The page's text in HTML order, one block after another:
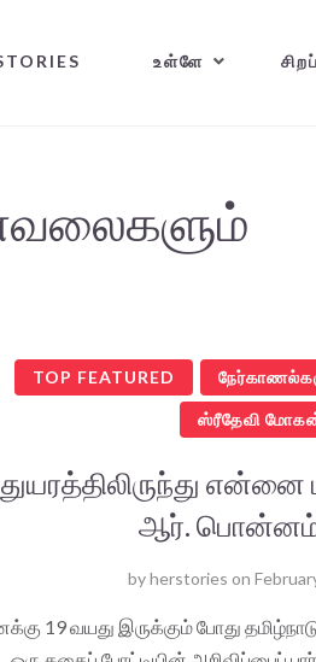
உள்ளே
TOP FEATURED
ஸ்ரீதேவி
துயரத்திலிருந்து என்னை
ஆர்.
byherstories on
19 வயது இருக்கும் போது